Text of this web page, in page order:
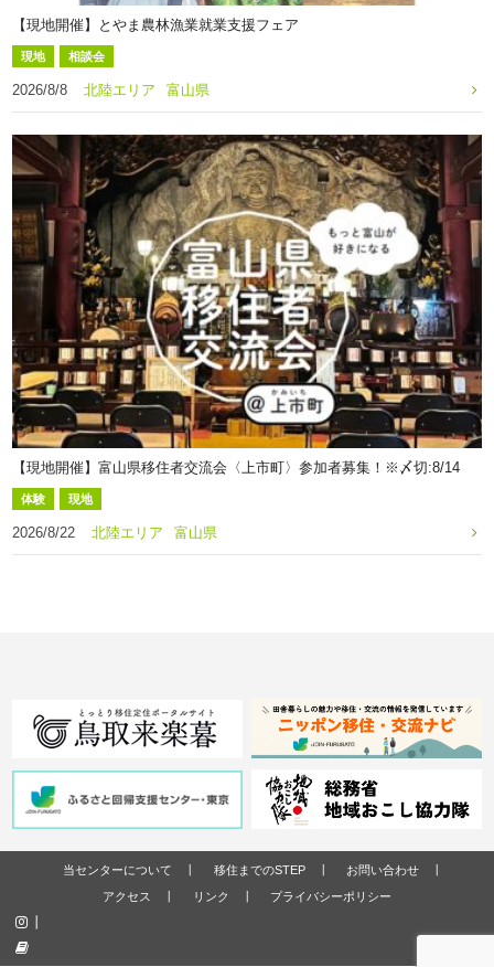
【現地開催】とやま農林漁業就業支援フェア
現地 相談会
2026/8/8 北陸エリア 富山県
【現地開催】富山県移住者交流会〈上市町〉参加者募集！※〆切:8/14
体験 現地
2026/8/22 北陸エリア 富山県
当センターについて 移住までのSTEP
お問い合わせ
アクセス
リンク プライバシーポリシー